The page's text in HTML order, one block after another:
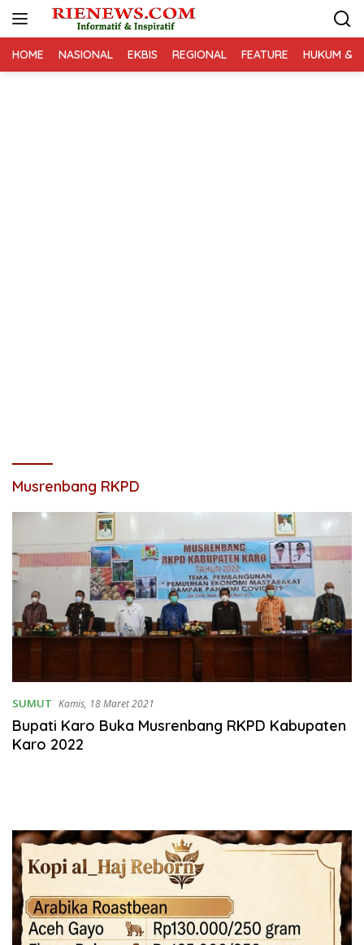
HOME NASIONAL EKBIS REGIONAL FEATURE HUKUM &
Musrenbang RKPD
SUMUT Kamis, 18 Maret 2021
Bupati Karo Buka Musrenbang RKPD Kabupaten
Karo 2022